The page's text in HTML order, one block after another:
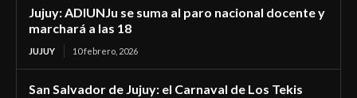
Jujuy: ADIUNJu se suma al paro nacional docente y
marchará a las 18
JUJUY 10 febrero, 2026
San Salvador de Jujuy: el Carnaval de Los Tekis